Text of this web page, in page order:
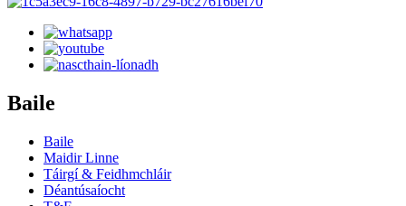
Baile
Baile
Maidir Linne
Táirgí & Feidhmchláir
Déantúsaíocht